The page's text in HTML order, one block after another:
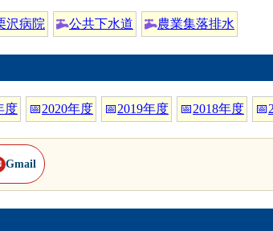
沢病院 公共下水道 農業集落排水
度 📅2020年度 📅2019年度 📅2018年度 📅
Gmail